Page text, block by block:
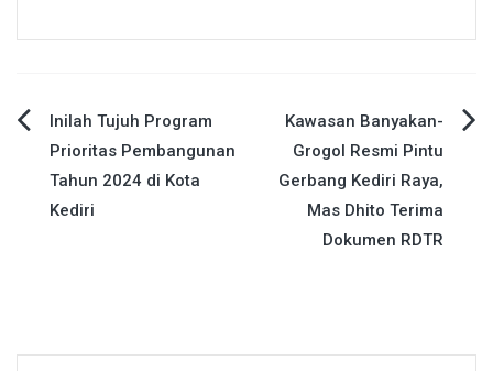
Navigasi
pos
Inilah Tujuh Program
Prioritas Pembangunan
Tahun 2024 di Kota
Kediri
Kawasan Banyakan-
Grogol Resmi Pintu
Gerbang Kediri Raya,
Mas Dhito Terima
Dokumen RDTR